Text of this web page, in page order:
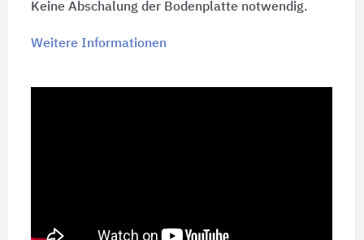
Keine Abschalung der Bodenplatte notwendig.
Weitere Informationen